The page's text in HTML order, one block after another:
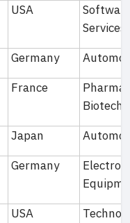
USA
Services
Germany
France
Japan
Germany
USA